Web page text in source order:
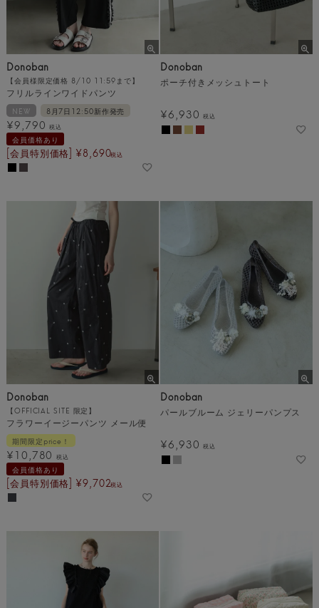
Donoban
【会員様限定価格 8/10 11:59まで】
フリルラインワイドパンツ
NEW 8月7日12:50新作発売
¥9,790 税込
会員価格あり
[会員特別価格] ¥8,690税込
Donoban
ポーチ付きメッシュトート
¥6,930 税込
Donoban
【OFFICIAL SITE 限定】
フラワーイージーパンツ メール便
期間限定price！
¥10,780 税込
会員価格あり
[会員特別価格] ¥9,702税込
Donoban
パールブルーム ジェリーパンプス
¥6,930 税込